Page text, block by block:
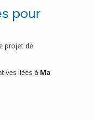
pour
projet de
liées à Ma